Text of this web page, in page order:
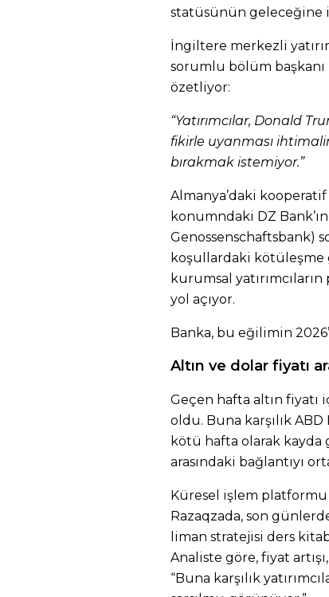
statüsünün geleceğine
İngiltere merkezli
sorumlu bölüm
özetliyor:
“Yatırımcılar, Donald
fikirle uyanması
bırakmak istemiyor.”
Almanya’daki kooperatif
konumndaki DZ
Genossenschaftsbank)
koşullardaki
kurumsal
yol açıyor.
Banka, bu eğilimin
Altın ve dolar fiyatı
Geçen hafta altın fiyatı
oldu. Buna karşılık ABD
kötü hafta olarak kayda
arasındaki bağlantıyı
Küresel işlem platformu
Razaqzada, son
liman stratejisi ders
Analiste göre, fiyat
“Buna karşılık